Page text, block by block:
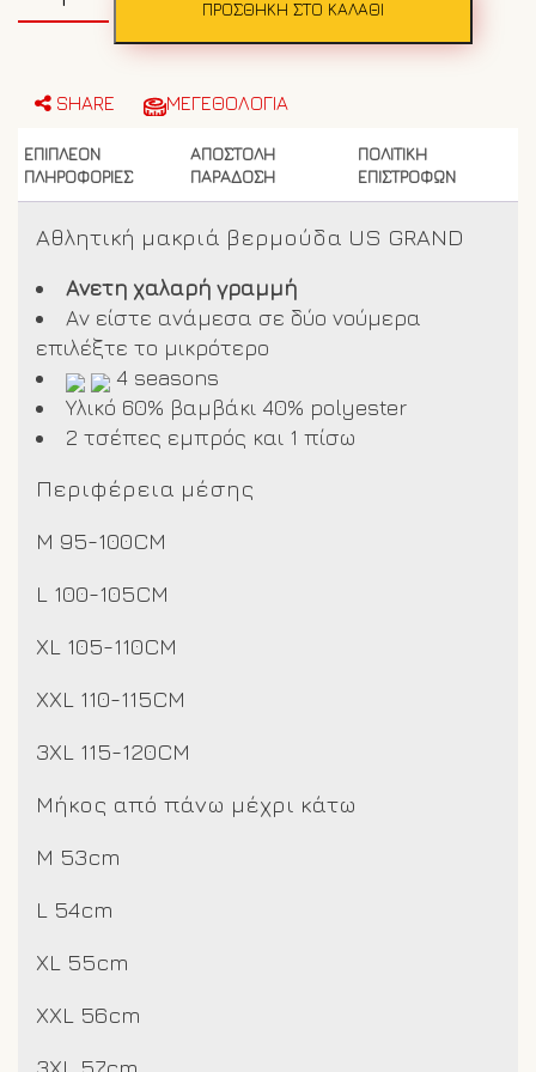
αθλητική
βερμούδα
POLO
Μαύρη
ποσότητα
ΠΡΟΣΘΉΚΗ ΣΤΟ ΚΑΛΆΘΙ
SHARE ΜΕΓΕΘΟΛΟΓΙΑ
ΕΠΙΠΛΈΟΝ
ΠΛΗΡΟΦΟΡΊΕΣ
ΑΠΟΣΤΟΛΗ
ΠΑΡΑΔΟΣΗ
ΠΟΛΙΤΙΚΗ
ΕΠΙΣΤΡΟΦΩΝ
Αθλητική μακριά βερμούδα US GRAND
Ανετη χαλαρή γραμμή
Αν είστε ανάμεσα σε δύο νούμερα
επιλέξτε το μικρότερο
4 seasons
Υλικό 60% βαμβάκι 40% polyester
2 τσέπες εμπρός και 1 πίσω
Περιφέρεια μέσης
M 95-100CM
L 100-105CM
XL 105-110CM
XXL 110-115CM
3XL 115-120CM
Μήκος από πάνω μέχρι κάτω
M 53cm
L 54cm
XL 55cm
XXL 56cm